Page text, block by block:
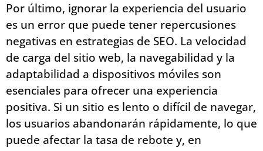
Por último, ignorar la experiencia del usuario
es un error que puede tener repercusiones
negativas en estrategias de SEO. La velocidad
de carga del sitio web, la navegabilidad y la
adaptabilidad a dispositivos móviles son
esenciales para ofrecer una experiencia
positiva. Si un sitio es lento o difícil de navegar,
los usuarios abandonarán rápidamente, lo que
puede afectar la tasa de rebote y, en